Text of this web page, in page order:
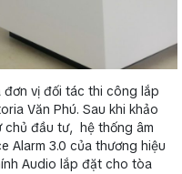
đơn vị đối tác thi công lắp
Văn Phú. Sau khi khảo
chủ đầu tư, hệ thống âm
Alarm 3.0 của thương hiệu
Audio lắp đặt cho tòa